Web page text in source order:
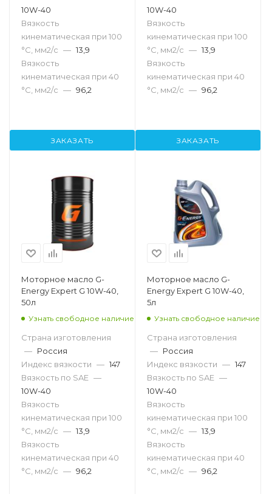
10W-40
Вязкость
кинематическая при 100
°С, мм2/с — 13,9
Вязкость
кинематическая при 40
°С, мм2/с — 96,2
ЗАКАЗАТЬ
10W-40
Вязкость
кинематическая при 100
°С, мм2/с — 13,9
Вязкость
кинематическая при 40
°С, мм2/с — 96,2
ЗАКАЗАТЬ
Моторное масло G-
Energy Expert G 10W-40,
50л
Узнать свободное наличие
Страна изготовления
— Россия
Индекс вязкости — 147
Вязкость по SAE —
10W-40
Вязкость
кинематическая при 100
°С, мм2/с — 13,9
Вязкость
кинематическая при 40
°С, мм2/с — 96,2
Моторное масло G-
Energy Expert G 10W-40,
5л
Узнать свободное наличие
Страна изготовления
— Россия
Индекс вязкости — 147
Вязкость по SAE —
10W-40
Вязкость
кинематическая при 100
°С, мм2/с — 13,9
Вязкость
кинематическая при 40
°С, мм2/с — 96,2